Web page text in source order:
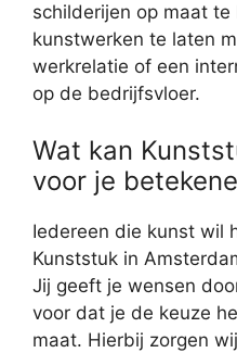
schilderijen op maat te
kunstwerken te laten
werkrelatie of een
op de bedrijfsvloer.
Wat kan
voor je
Iedereen die kunst wil
Kunststuk in
Jij geeft je wensen
voor dat je de keuze
maat. Hierbij zorgen